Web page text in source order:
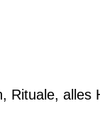
Rituale, alles